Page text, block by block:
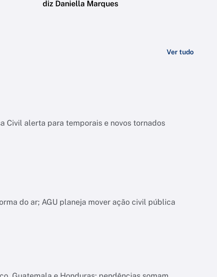
diz Daniella Marques
Ver tudo
Civil alerta para temporais e novos tornados
do ar; AGU planeja mover ação civil pública